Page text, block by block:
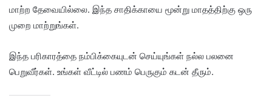
மாற்ற தேவையில்லை. இந்த சாதிக்காயை மூன்று மாதத்திற்கு ஒரு
முறை மாற்றுங்கள்.
இந்த பரிகாரத்தை நம்பிக்கையுடன் செய்யுங்கள் நல்ல பலனை
பெறுவீர்கள். உங்கள் வீட்டில் பணம் பெருகும் கடன் தீரும்.